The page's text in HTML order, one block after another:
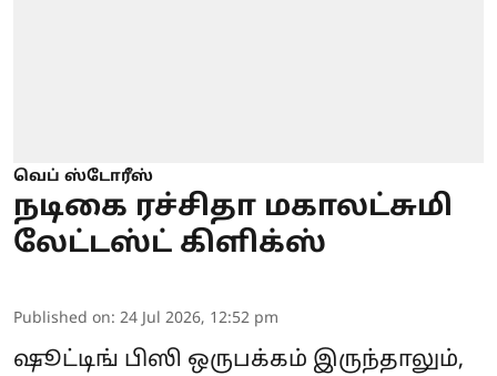
வெப் ஸ்டோரீஸ்
நடிகை ரச்சிதா மகாலட்சுமி
லேட்டஸ்ட் கிளிக்ஸ்
Published on: 24 Jul 2026, 12:52 pm
ஷூட்டிங் பிஸி ஒருபக்கம் இருந்தாலும்,